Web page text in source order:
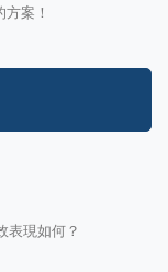
案！
表現如何？